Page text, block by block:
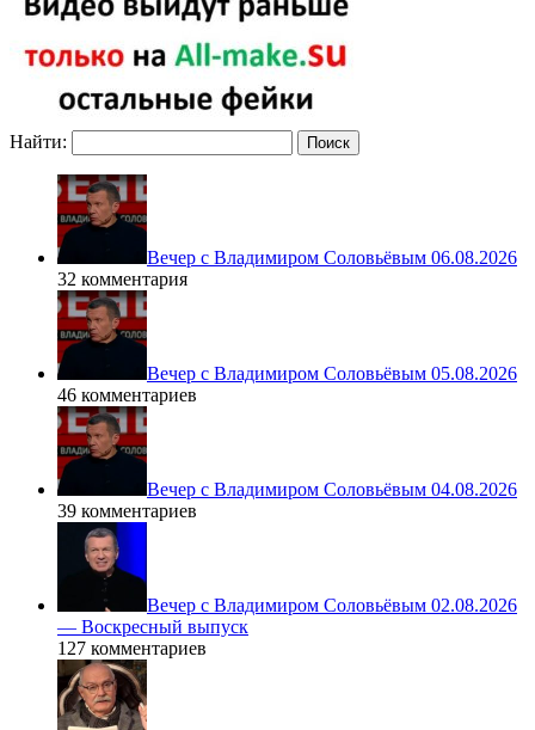
Найти:
Вечер с Владимиром Соловьёвым 06.08.2026
32 комментария
Вечер с Владимиром Соловьёвым 05.08.2026
46 комментариев
Вечер с Владимиром Соловьёвым 04.08.2026
39 комментариев
Вечер с Владимиром Соловьёвым 02.08.2026
— Воскресный выпуск
127 комментариев